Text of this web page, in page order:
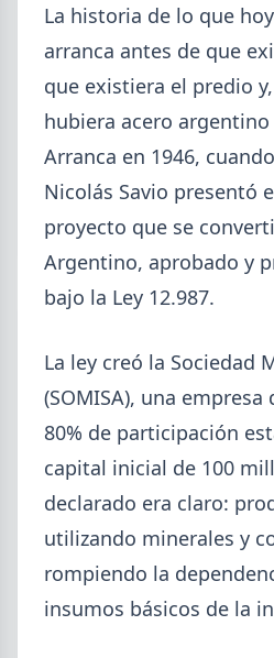
Cheques rechazados
cadena de pagos
muestra signos de
Junio fue el tercer peor mes
en casi seis años. El caso
que crece en la cadena de
UOM
La historia de lo que
arranca antes de que
que existiera el predio
hubiera acero
Arranca en 1946,
Nicolás Savio presentó
proyecto que se
Argentino, aprobado y
bajo la Ley 12.987.
La ley creó la Sociedad
(SOMISA), una
80% de participación
capital inicial de 100
declarado era claro:
utilizando minerales y
rompiendo la
insumos básicos de la